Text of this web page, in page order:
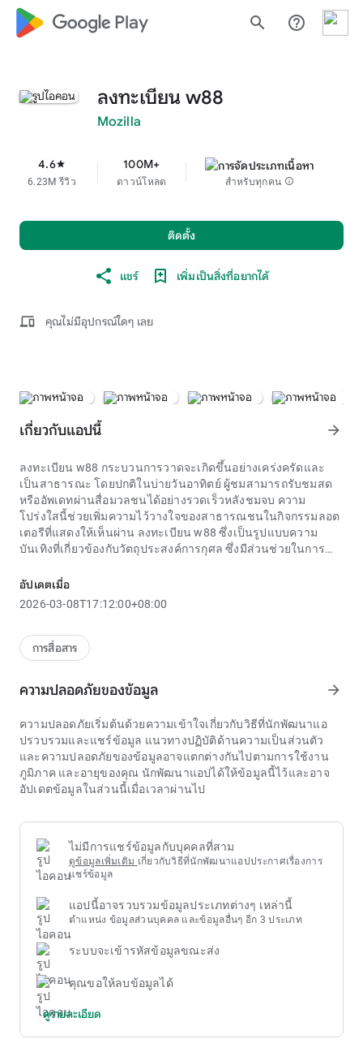
google_logo Play search help_outline
ลงทะเบียน w88
Mozilla
4.6star
6.23M รีวิว
100M+
ดาวน์โหลด สำหรับทุกคน info
ติดตั้ง
แชร์ เพิ่มเป็นสิ่งที่อยากได้
devices คุณไม่มีอุปกรณ์ใดๆ เลย
เกี่ยวกับแอปนี้ arrow_forward
ลงทะเบียน w88 กระบวนการวาดจะเกิดขึ้นอย่างเคร่งครัดและ
เป็นสาธารณะ โดยปกติในบ่ายวันอาทิตย์ ผู้ชมสามารถรับชมสด
หรืออัพเดทผ่านสื่อมวลชนได้อย่างรวดเร็วหลังชมจบ ความ
โปร่งใสนี้ช่วยเพิ่มความไว้วางใจของสาธารณชนในกิจกรรมลอต
เตอรีที่แสดงให้เห็นผ่าน ลงทะเบียน w88 ซึ่งเป็นรูปแบบความ
บันเทิงที่เกี่ยวข้องกับวัตถุประสงค์การกุศล ซึ่งมีส่วนช่วยในการ
สำหรับผู้ที่ต้องการทดสอบกลยุทธ์สล็อตต่างๆ เวอร์ชันฟรีเป็น
เครื่องมือที่ไม่สามารถทดแทนได้ พวกเขาสร้างสภาพแวดล้อมที่
ทะเบียน w88
ผู้เล่นสามารถค้นหาเกมที่เหมาะสมเพื่อทดสอบได้ ดัง
นั้นจึงได้รับประสบการณ์ส่วนตัวโดยไม่ต้องกังวลกับความเสี่ยง
การแข่งขันสล็อตเป็นเทรนด์ยอดนิยมในตลาด
โบนัสด้วยค่าธรรมเนียมแรกเข้าที่ต่ำ แต่มีโอกาสที่จะได้รับรางวัล
ใหญ่ ผลลัพธ์ที่โปร่งใสจะแสดงผ่านการจัดอันดับแบบเรียลไทม์
ทำให้เกิดการแข่งขันที่ดีแก่ชุมชนผู้เล่น
อัปเดตเมื่อ
2026-03-08T17:12:00+08:00
การสื่อสาร
ความปลอดภัยของข้อมูล arrow_forward
ความปลอดภัยเริ่มต้นด้วยความเข้าใจเกี่ยวกับวิธีที่นักพัฒนาแอ
ปรวบรวมและแชร์ข้อมูล แนวทางปฏิบัติด้านความเป็นส่วนตัว
และความปลอดภัยของข้อมูลอาจแตกต่างกันไปตามการใช้งาน
ภูมิภาค และอายุของคุณ นักพัฒนาแอปได้ให้ข้อมูลนี้ไว้และอาจ
อัปเดตข้อมูลในส่วนนี้เมื่อเวลาผ่านไป
ไม่มีการแชร์ข้อมูลกับบุคคลที่สาม
ดูข้อมูลเพิ่มเติม เกี่ยวกับวิธีที่นักพัฒนาแอปประกาศเรื่องการ
แชร์ข้อมูล
แอปนี้อาจรวบรวมข้อมูลประเภทต่างๆ เหล่านี้
ตำแหน่ง ข้อมูลส่วนบุคคล และข้อมูลอื่นๆ อีก 3 ประเภท
ระบบจะเข้ารหัสข้อมูลขณะส่ง
คุณขอให้ลบข้อมูลได้
ดูรายละเอียด